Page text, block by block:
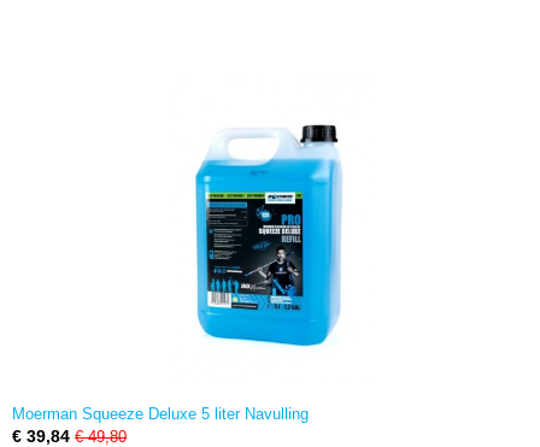
Moerman Squeeze Deluxe 5 liter Navulling
€ 39,84 € 49,80